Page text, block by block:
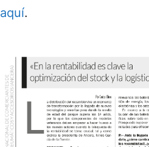
aquí.